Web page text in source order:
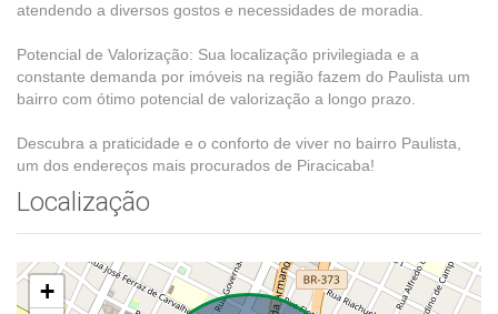
atendendo a diversos gostos e necessidades de moradia.
Potencial de Valorização: Sua localização privilegiada e a
constante demanda por imóveis na região fazem do Paulista um
bairro com ótimo potencial de valorização a longo prazo.
Descubra a praticidade e o conforto de viver no bairro Paulista,
um dos endereços mais procurados de Piracicaba!
Localização
+